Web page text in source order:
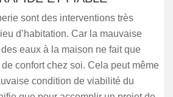
sont des interventions très
d’habitation. Car la mauvaise
eaux à la maison ne fait que
confort chez soi. Cela peut même
condition de viabilité du